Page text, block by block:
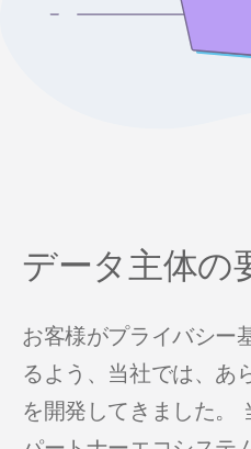
データ主体の
お客様がプライバシー
るよう、当社では、あ
を開発してきました。